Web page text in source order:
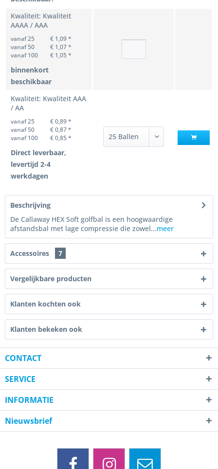
Kwaliteit: Kwaliteit
AAAA / AAA
vanaf 25
€ 1,09 *
vanaf 50
€ 1,07 *
vanaf 100
€ 1,05 *
binnenkort
beschikbaar
Kwaliteit: Kwaliteit AAA
/ AA
vanaf 25
€ 0,89 *
vanaf 50
€ 0,87 *
vanaf 100
€ 0,85 *
Direct leverbaar,
levertijd 2-4
werkdagen
Beschrijving
De Callaway HEX Soft golfbal is een hoogwaardige
afstandsbal met lage compressie die zowel...meer
Accessoires 7
Vergelijkbare producten
Klanten kochten ook
Klanten bekeken ook
CONTACT
SERVICE
INFORMATIE
Nieuwsbrief